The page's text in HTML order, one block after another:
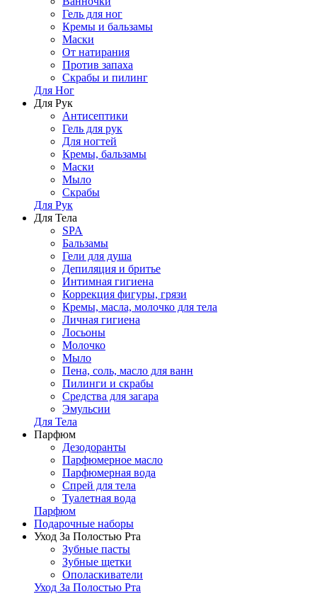
Гель для ног
Кремы и бальзамы
Маски
От натирания
Против запаха
Скрабы и пилинг
Для Ног
Для Рук
Антисептики
Гель для рук
Для ногтей
Кремы, бальзамы
Маски
Мыло
Скрабы
Для Рук
Для Тела
SPA
Бальзамы
Гели для душа
Депиляция и бритье
Интимная гигиена
Коррекция фигуры, грязи
Кремы, масла, молочко для тела
Личная гигиена
Лосьоны
Молочко
Мыло
Пена, соль, масло для ванн
Пилинги и скрабы
Средства для загара
Эмульсии
Для Тела
Парфюм
Дезодоранты
Парфюмерное масло
Парфюмерная вода
Спрей для тела
Туалетная вода
Парфюм
Подарочные наборы
Уход За Полостью Рта
Зубные пасты
Зубные щетки
Ополаскиватели
Уход За Полостью Рта